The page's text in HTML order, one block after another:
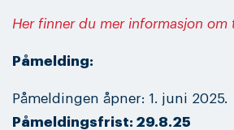
Her finner du mer informasjon om
Påmelding:
Påmeldingen åpner: 1. juni 2025.
Påmeldingsfrist: 29.8.25